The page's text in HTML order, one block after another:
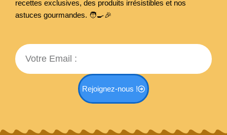
recettes exclusives, des produits irrésistibles et nos
astuces gourmandes. 🧑‍🍳🎉
Email
Rejoignez-nous !